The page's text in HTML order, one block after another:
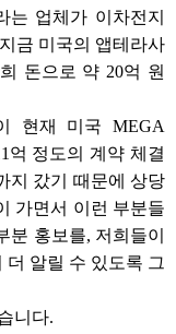
는 업체가 이차전지
금 미국의 앱테라사
돈으로 약 20억 원
현재 미국 MEGA
억 정도의 계약 체결
지 갔기 때문에 상당
가면서 이런 부분들
홍보를, 저희들이
알릴 수 있도록 그
니다.